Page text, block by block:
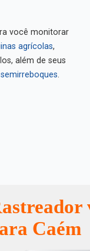
você monitorar
agrícolas,
além de seus
semirreboques.
Caém